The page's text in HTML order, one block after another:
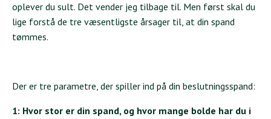
oplever du sult. Det vender jeg tilbage til. Men først skal du
lige forstå de tre væsentligste årsager til, at din spand
tømmes.
Der er tre parametre, der spiller ind på din beslutningsspand:
1: Hvor stor er din spand, og hvor mange bolde har du i